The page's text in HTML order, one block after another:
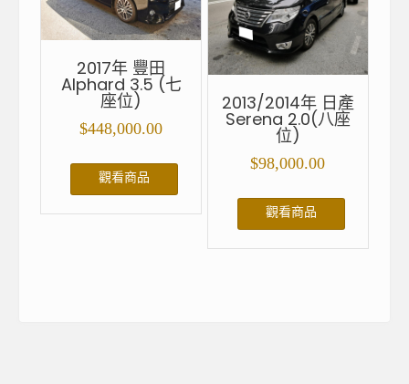
2017年 豐田
Alphard 3.5 (七
座位)
$448,000.00
觀看商品
2013/2014年 日產
Serena 2.0(八座
位)
$98,000.00
觀看商品